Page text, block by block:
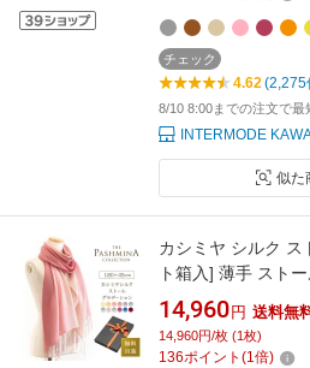
チェック
4.62(2,275
8/10 8:00までの注文で最
INTERMODE
似た
カシミヤ シルク ス
ト箱入] 薄手 スト
房対策 Cashmere
用的 内祝い にも
14,960 円 送料無
14,960円/枚 (1枚)
136ポイント (1倍)